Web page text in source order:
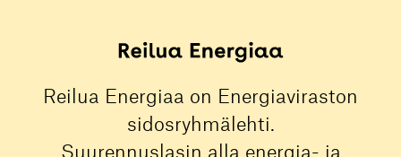
Reilua Energiaa on Energiaviraston
sidosryhmälehti.
Suurennuslasin alla energia- ja